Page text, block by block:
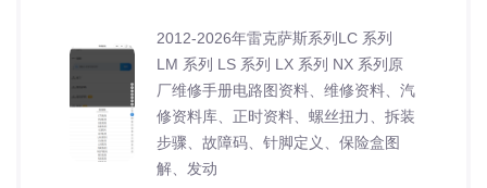
2012-2026年雷克萨斯系列LC 系列
LM 系列 LS 系列 LX 系列 NX 系列原
厂维修手册电路图资料、维修资料、汽
修资料库、正时资料、螺丝扭力、拆装
步骤、故障码、针脚定义、保险盒图
解、发动